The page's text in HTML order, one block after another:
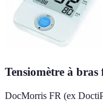
Tensiomètre à
DocMorris FR (ex